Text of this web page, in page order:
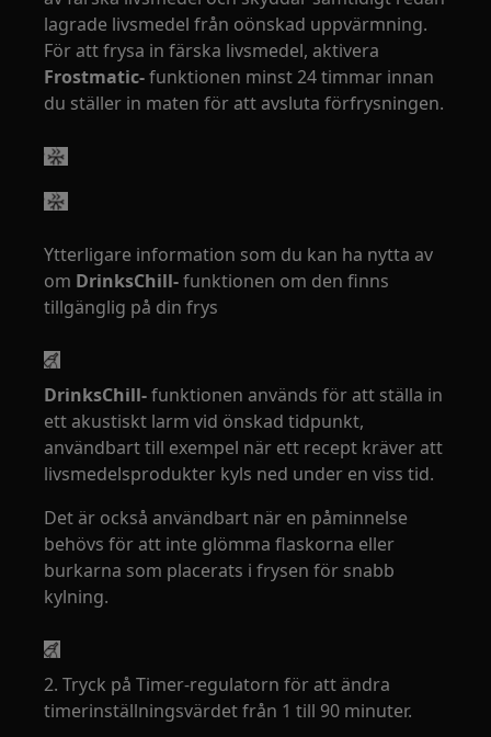
lagrade livsmedel från oönskad uppvärmning.
För att frysa in färska livsmedel, aktivera
Frostmatic-funktionen minst 24 timmar innan
du ställer in maten för att avsluta förfrysningen.
Ytterligare information som du kan ha nytta av
om DrinksChill-funktionen om den finns
tillgänglig på din frys
DrinksChill-funktionen används för att ställa in
ett akustiskt larm vid önskad tidpunkt,
användbart till exempel när ett recept kräver att
livsmedelsprodukter kyls ned under en viss tid.
Det är också användbart när en påminnelse
behövs för att inte glömma flaskorna eller
burkarna som placerats i frysen för snabb
kylning.
2. Tryck på Timer-regulatorn för att ändra
timerinställningsvärdet från 1 till 90 minuter.